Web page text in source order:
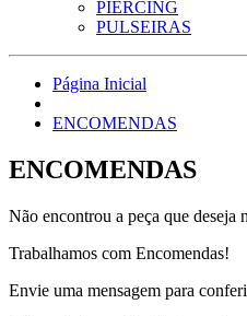
PIERCING
PULSEIRAS
Página Inicial
ENCOMENDAS
ENCOMENDAS
Não encontrou a peça que deseja
Trabalhamos com Encomendas!
Envie uma mensagem para